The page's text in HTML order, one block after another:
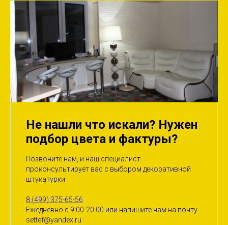
Не нашли что искали? Нужен
подбор цвета и фактуры?
Позвоните нам, и наш специалист
проконсультирует вас с выбором декоративной
штукатурки
8 (499) 375-65-56
Ежедневно с 9:00-20:00 или напишите нам на почту
settef@yandex.ru